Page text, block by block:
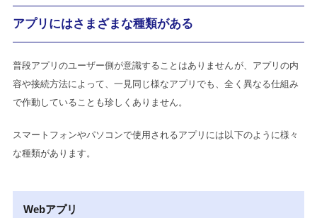
アプリにはさまざまな種類がある
普段アプリのユーザー側が意識することはありませんが、アプリの内
容や接続方法によって、一見同じ様なアプリでも、全く異なる仕組み
で作動していることも珍しくありません。
スマートフォンやパソコンで使用されるアプリには以下のように様々
な種類があります。
Webアプリ